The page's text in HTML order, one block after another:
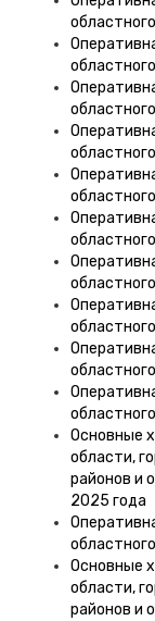
Основные
области,
районов и
2025 года
Основные
области,
районов и